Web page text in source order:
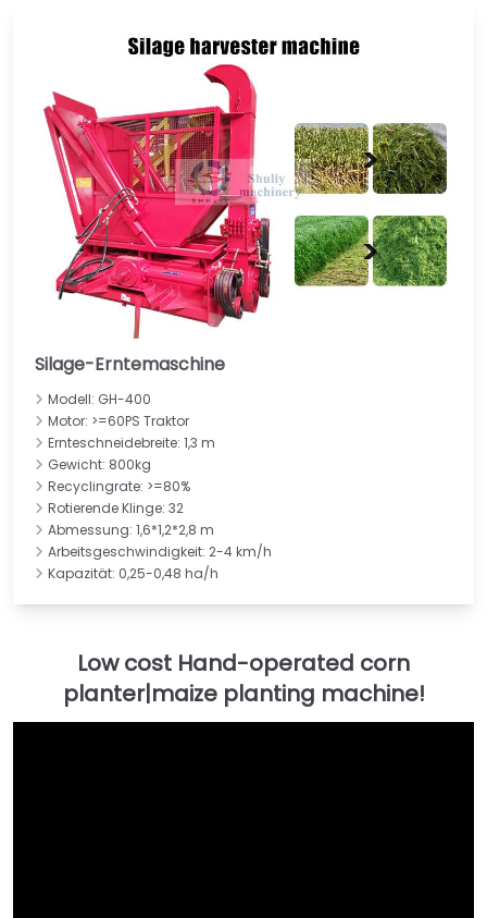
Silage-Erntemaschine
Modell: GH-400
Motor: >=60PS Traktor
Ernteschneidebreite: 1,3 m
Gewicht: 800kg
Recyclingrate: >=80%
Rotierende Klinge: 32
Abmessung: 1,6*1,2*2,8 m
Arbeitsgeschwindigkeit: 2-4 km/h
Kapazität: 0,25-0,48 ha/h